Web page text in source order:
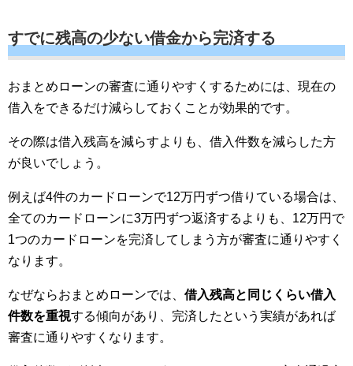
すでに残高の少ない借金から完済する
おまとめローンの審査に通りやすくするためには、現在の
借入をできるだけ減らしておくことが効果的です。
その際は借入残高を減らすよりも、借入件数を減らした方
が良いでしょう。
例えば4件のカードローンで12万円ずつ借りている場合は、
全てのカードローンに3万円ずつ返済するよりも、12万円で
1つのカードローンを完済してしまう方が審査に通りやすく
なります。
なぜならおまとめローンでは、 借入残高と同じくらい借入
件数を重視する傾向があり、完済したという実績があれば
審査に通りやすくなります。